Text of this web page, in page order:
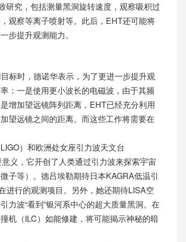
研究，包括测量黑洞旋转速度，观察吸积过
观察等离子喷射等。此后，EHT还可能将
步提升观测能力。
标时，德诺华表示，为了更进一步提升观
：一是使用更小波长的电磁波，由于其频
增加望远镜阵列距离，EHT已经充分利用
望远镜之间的距离。而这些工作将需要在
）和欧洲处女座引力波天文台
义，它开创了人类通过引力波来探索宇宙
子等）。德吕埃勒期待日本KAGRA低温引
进行的观测项目。另外，她还期待LISA空
力波“看到”银河系中心的超大质量黑洞。在
机（ILC）如能修建，将可能揭示神秘的暗